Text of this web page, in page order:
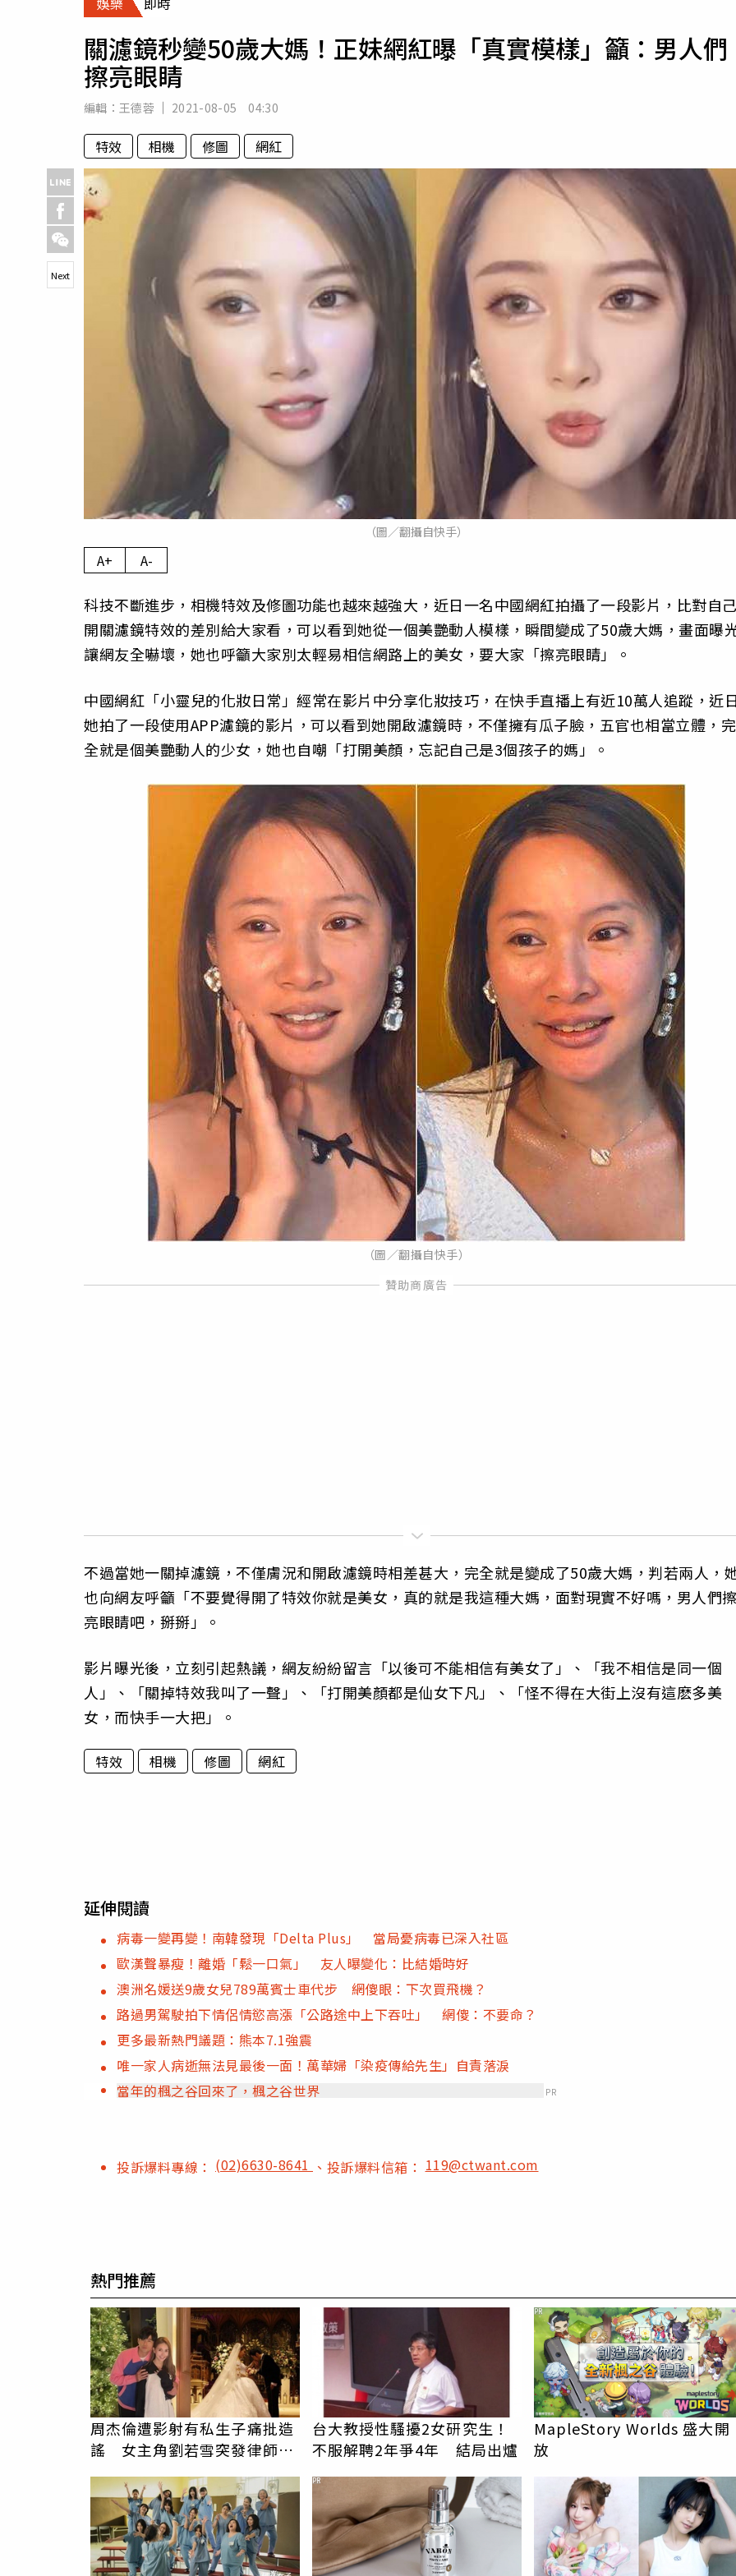
專欄
運勢
關濾鏡秒變50歲大媽！正妹網紅曝「真實模樣」籲：男人們
擦亮眼睛
編輯： 王德蓉 2021-08-05 04:30
特效 相機 修圖 網紅
（圖／翻攝自快手）
Next
A+ A-
科技不斷進步，相機特效及修圖功能也越來越強大，近日一名中國網紅拍攝了一段影片，比對自
開關濾鏡特效的差別給大家看，可以看到她從一個美艷動人模樣，瞬間變成了50歲大媽，畫面曝
讓網友全嚇壞，她也呼籲大家別太輕易相信網路上的美女，要大家「擦亮眼睛」。
中國網紅「小靈兒的化妝日常」經常在影片中分享化妝技巧，在快手直播上有近10萬人追蹤，近
她拍了一段使用APP濾鏡的影片，可以看到她開啟濾鏡時，不僅擁有瓜子臉，五官也相當立體，完
全就是個美艷動人的少女，她也自嘲「打開美顏，忘記自己是3個孩子的媽」。
（圖／翻攝自快手）
不過當她一關掉濾鏡，不僅膚況和開啟濾鏡時相差甚大，完全就是變成了50歲大媽，判若兩人，
也向網友呼籲「不要覺得開了特效你就是美女，真的就是我這種大媽，面對現實不好嗎，男人們
亮眼睛吧，掰掰」。
影片曝光後，立刻引起熱議，網友紛紛留言「以後可不能相信有美女了」、「我不相信是同一個
人」、「關掉特效我叫了一聲」、「打開美顏都是仙女下凡」、「怪不得在大街上沒有這麽多美
女，而快手一大把」。
特效 相機 修圖 網紅
延伸閱讀
病毒一變再變！南韓發現「Delta Plus」 當局憂病毒已深入社區
歐漢聲暴瘦！離婚「鬆一口氣」 友人曝變化：比結婚時好
澳洲名媛送9歲女兒789萬賓士車代步 網傻眼：下次買飛機？
路過男駕駛拍下情侶情慾高漲「公路途中上下吞吐」 網傻：不要命？
更多最新熱門議題：熊本7.1強震
唯一家人病逝無法見最後一面！萬華婦「染疫傳給先生」自責落淚
當年的楓之谷回來了，楓之谷世界
PR
投訴爆料專線： (02)6630-8641 、投訴爆料信箱：119@ctwant.com
熱門推薦
周杰倫遭影射有私生子痛批造
謠 女主角劉若雪突發律師聲
台大教授性騷擾2女研究生！
不服解聘2年爭4年 結局出爐
MapleStory Worlds 盛大開
放
PR
PR